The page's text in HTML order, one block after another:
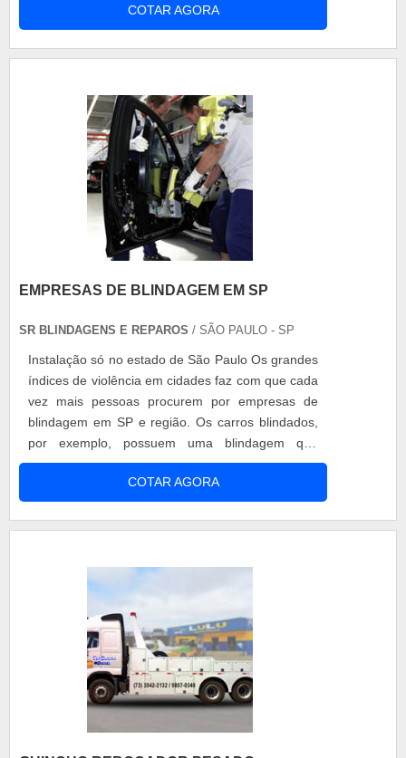
controle de subida e descida, motor de
movimentação garante que a locomoção de
médios. ....
COTAR AGORA
EMPRESAS DE BLINDAGEM EM SP
SR BLINDAGENS E REPAROS / SÃO PAULO - SP
Instalação só no estado de São Paulo Os grandes
índices de violência em cidades faz com que cada
vez mais pessoas procurem por empresas de
blindagem em SP e região. Os carros blindados,
por exemplo, possuem uma blindagem que
funciona como uma espécie de armadura
revestindo toda a lataria, evitando assim que
projéteis de armas de fogo penetrem em seu
COTAR AGORA